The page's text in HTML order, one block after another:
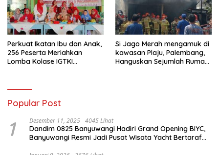
Perkuat Ikatan Ibu dan Anak,
256 Peserta Meriahkan
Lomba Kolase IGTKI
Si Jago Merah mengamuk di
kawasan Plaju, Palembang,
Hanguskan Sejumlah Rumah
Popular Post
1 Desember 11, 2025 4045 Lihat
Dandim 0825 Banyuwangi Hadiri Grand Opening BIYC,
Banyuwangi Resmi Jadi Pusat Wisata Yacht Bertaraf